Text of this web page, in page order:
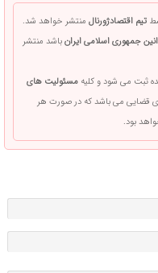
تیم اقتصادژورنالمنتشر خواهد شد.
جمهوری اسلامی ایرانباشد منتشر
ثبت می شود و کلیهمسئولیت های
قضایی می باشد که در صورت هر
بود.